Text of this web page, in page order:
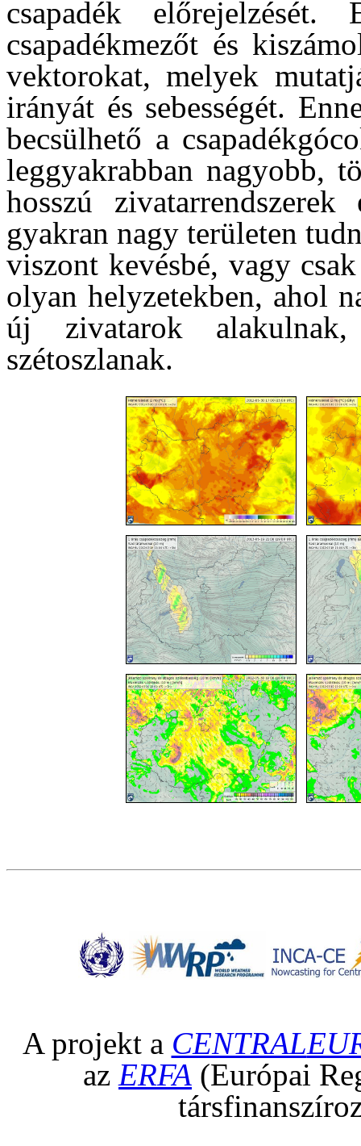
csapadék
csapadékmezőt és
vektorokat, melyek
irányát és sebességét.
becsülhető a
leggyakrabban nagyobb,
hosszú
gyakran nagy területen
viszont kevésbé, vagy
olyan helyzetekben, ahol
új zivatarok
szétoszlanak.
A projekt a CENTRAL
az ERFA (Európai